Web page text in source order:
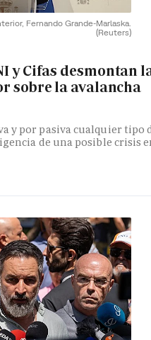
Fernando Grande-Marlaska.
(Reuters)
y Cifas desmontan
sobre la avalancha
y por pasiva cualquier tipo
de una posible crisis